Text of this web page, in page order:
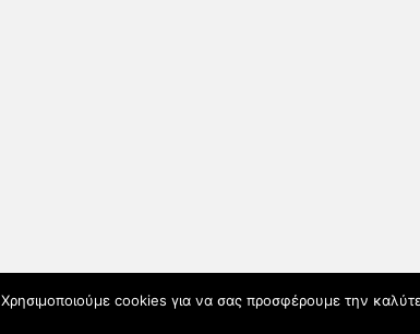
Χρησιμοποιούμε cookies για να σας προσφέρουμε την